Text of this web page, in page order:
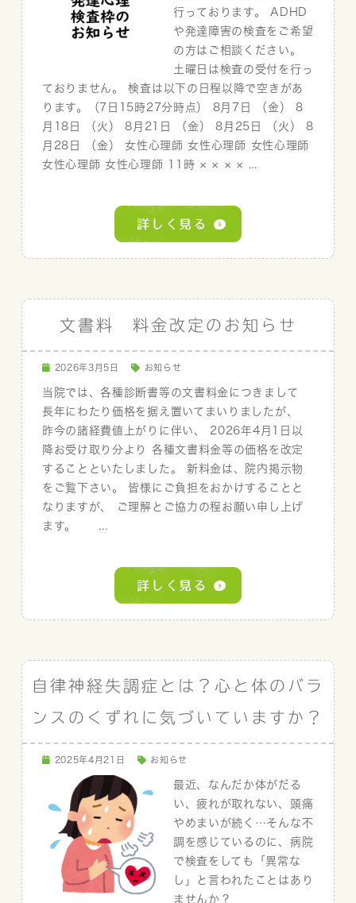
行っております。 ADHD
や発達障害の検査をご希望
の方はご相談ください。
土曜日は検査の受付を行っ
ておりません。 検査は以下の日程以降で空きがあ
ります。（7日15時27分時点） 8月7日 （金） 8
月18日 （火） 8月21日 （金） 8月25日 （火） 8
月28日 （金） 女性心理師 女性心理師 女性心理師
女性心理師 女性心理師 11時 × × × × ...
文書料 料金改定のお知らせ
2026年3月5日 お知らせ
当院では、各種診断書等の文書料金につきまして
長年にわたり価格を据え置いてまいりましたが、
昨今の諸経費値上がりに伴い、 2026年4月1日以
降お受け取り分より 各種文書料金等の価格を改定
することといたしました。 新料金は、院内掲示物
をご覧下さい。 皆様にご負担をおかけすることと
なりますが、 ご理解とご協力の程お願い申し上げ
ます。 ...
自律神経失調症とは？心と体のバラ
ンスのくずれに気づいていますか？
2025年4月21日 お知らせ
最近、なんだか体がだる
い、疲れが取れない、頭痛
やめまいが続く…そんな不
調を感じているのに、病院
で検査をしても「異常な
し」と言われたことはあり
ませんか？